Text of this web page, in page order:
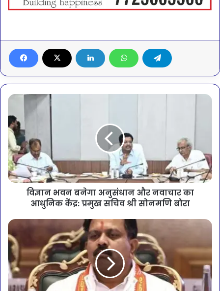
विज्ञान भवन बनेगा अनुसंधान और नवाचार का
आधुनिक केंद्र: प्रमुख सचिव श्री सोनमणि बोरा